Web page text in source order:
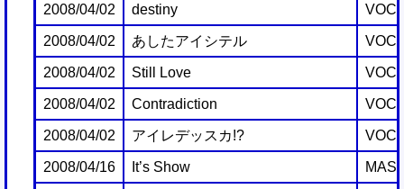
2008/04/02 destiny
2008/04/02 あしたアイシテル
2008/04/02 Still Love
2008/04/02 Contradiction
2008/04/02 アイレデッスカ!?
2008/04/16 It’s Show